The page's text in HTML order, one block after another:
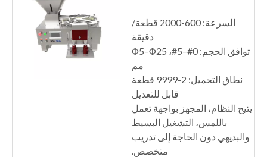
السرعة: 600-2000 قطعة/
دقيقة
توافق الحجم: 0#–5#، Φ5–Φ25
مم
نطاق التحميل: 2-9999 قطعة
قابل للتعديل
يتيح النظام، المجهز بواجهة تعمل
باللمس، التشغيل البسيط
والبديهي دون الحاجة إلى تدريب
متخصص.